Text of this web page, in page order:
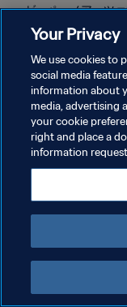
ュゼッペ・メアッツ
ハイライトをご覧下さ
プライバシーポリシー
サービス利用規約
クッキー設定の管理
Copyright © 1994 - 2026
Your Privacy
We use cookies to
social media
information about
media, advertising
your cookie
right and place a
information